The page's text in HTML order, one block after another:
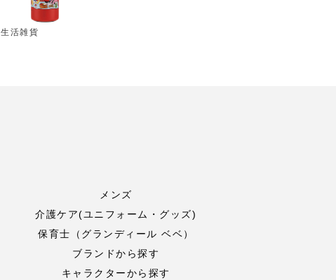
生活雑貨
メンズ
介護ケア(ユニフォーム・グッズ)
保育士（グランディール ベベ）
ブランドから探す
キャラクターから探す